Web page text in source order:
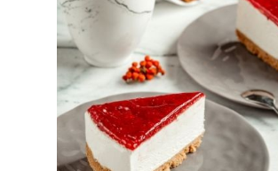
Nos
Nos
العربية